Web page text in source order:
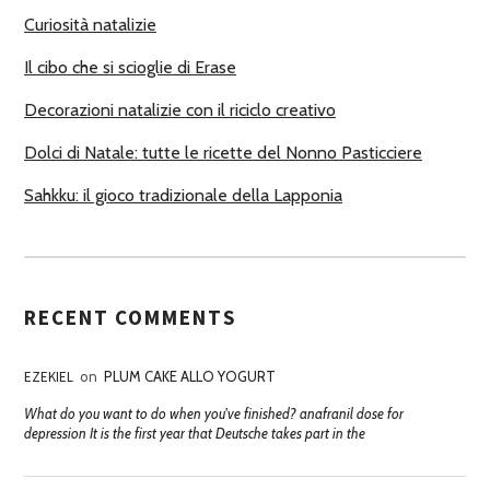
I
Curiosità natalizie
Il cibo che si scioglie di Erase
Decorazioni natalizie con il riciclo creativo
Dolci di Natale: tutte le ricette del Nonno Pasticciere
Sahkku: il gioco tradizionale della Lapponia
RECENT COMMENTS
EZEKIEL on PLUM CAKE ALLO YOGURT
What do you want to do when you've finished? anafranil dose for
depression It is the first year that Deutsche takes part in the